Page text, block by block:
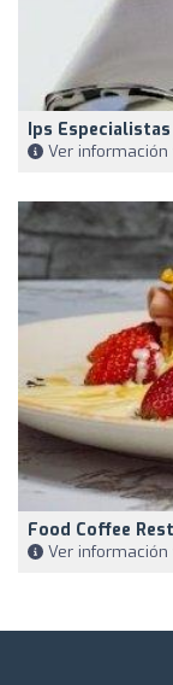
Ips
Ver
Food Coffee
Ver